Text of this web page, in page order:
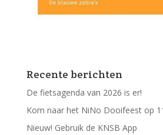
Recente berichten
De fietsagenda van 2026 is er!
Kom naar het NiNo Dooifeest op
Nieuw! Gebruik de KNSB App